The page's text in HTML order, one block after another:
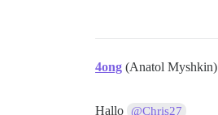
4ong (Anatol Myshkin)
Hallo @Chris27